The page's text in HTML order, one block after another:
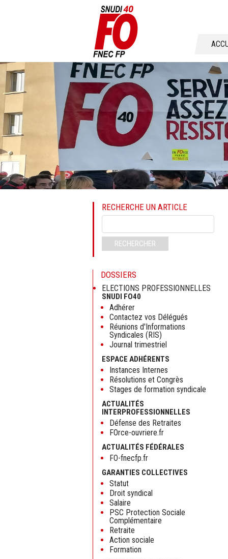
Aller
RECHERCHE UN ARTICLE
clés
RECHERCHER
DOSSIERS
ELECTIONS PROFESSIONNELLES
SNUDI FO40
Adhérer
Contactez vos Délégués
Réunions d'Informations
Syndicales (RIS)
Journal trimestriel
ESPACE ADHÉRENTS
Instances Internes
Résolutions et Congrès
Stages de formation syndicale
ACTUALITÉS
INTERPROFESSIONNELLES
Défense des Retraites
FOrce-ouvriere.fr
ACTUALITÉS FÉDÉRALES
FO-fnecfp.fr
GARANTIES COLLECTIVES
Statut
Droit syndical
Salaire
PSC Protection Sociale
Complémentaire
Retraite
Action sociale
Formation